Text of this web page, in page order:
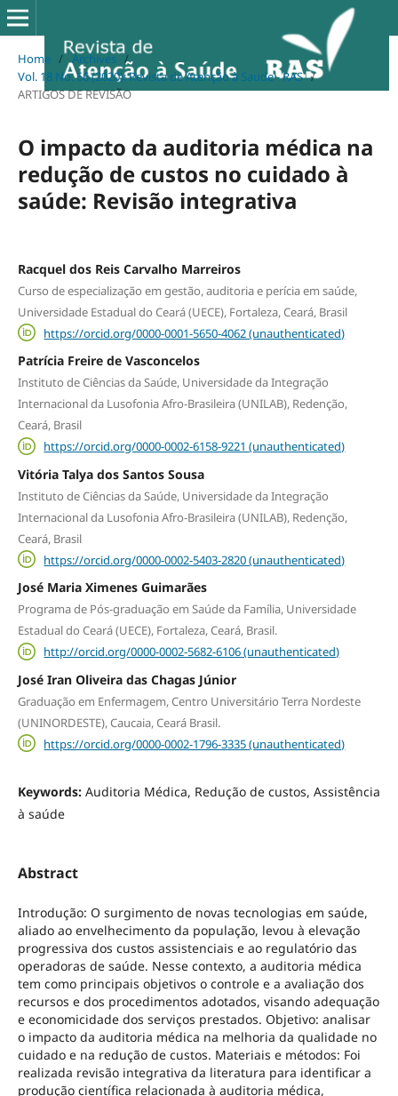
Home / Archives /
Vol. 18 No. 66 (2020): Revista de Atenção à Saude - RAS /
ARTIGOS DE REVISÃO
O impacto da auditoria médica na
redução de custos no cuidado à
saúde: Revisão integrativa
Racquel dos Reis Carvalho Marreiros
Curso de especialização em gestão, auditoria e perícia em saúde,
Universidade Estadual do Ceará (UECE), Fortaleza, Ceará, Brasil
https://orcid.org/0000-0001-5650-4062 (unauthenticated)
Patrícia Freire de Vasconcelos
Instituto de Ciências da Saúde, Universidade da Integração
Internacional da Lusofonia Afro-Brasileira (UNILAB), Redenção,
Ceará, Brasil
https://orcid.org/0000-0002-6158-9221 (unauthenticated)
Vitória Talya dos Santos Sousa
Instituto de Ciências da Saúde, Universidade da Integração
Internacional da Lusofonia Afro-Brasileira (UNILAB), Redenção,
Ceará, Brasil
https://orcid.org/0000-0002-5403-2820 (unauthenticated)
José Maria Ximenes Guimarães
Programa de Pós-graduação em Saúde da Família, Universidade
Estadual do Ceará (UECE), Fortaleza, Ceará, Brasil.
http://orcid.org/0000-0002-5682-6106 (unauthenticated)
José Iran Oliveira das Chagas Júnior
Graduação em Enfermagem, Centro Universitário Terra Nordeste
(UNINORDESTE), Caucaia, Ceará Brasil.
https://orcid.org/0000-0002-1796-3335 (unauthenticated)
Keywords: Auditoria Médica, Redução de custos, Assistência
à saúde
Abstract
Introdução: O surgimento de novas tecnologias em saúde,
aliado ao envelhecimento da população, levou à elevação
progressiva dos custos assistenciais e ao regulatório das
operadoras de saúde. Nesse contexto, a auditoria médica
tem como principais objetivos o controle e a avaliação dos
recursos e dos procedimentos adotados, visando adequação
e economicidade dos serviços prestados. Objetivo: analisar
o impacto da auditoria médica na melhoria da qualidade no
cuidado e na redução de custos. Materiais e métodos: Foi
realizada revisão integrativa da literatura para identificar a
produção científica relacionada à auditoria médica,